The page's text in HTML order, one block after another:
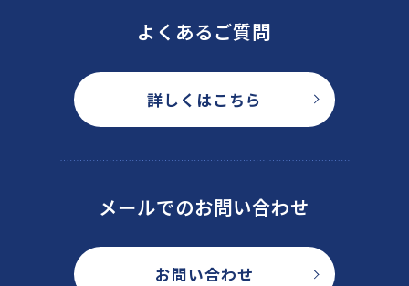
よくあるご質問
詳しくはこちら
メールでのお問い合わせ
お問い合わせ